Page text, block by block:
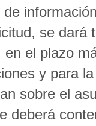
se dará
el plazo
y para
sobre el
deberá